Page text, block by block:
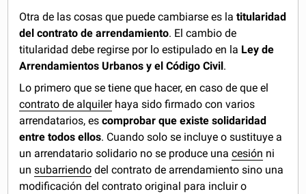
Otra de las cosas que puede cambiarse es la titularidad
del contrato de arrendamiento. El cambio de
titularidad debe regirse por lo estipulado en la Ley de
Arrendamientos Urbanos y el Código Civil.
Lo primero que se tiene que hacer, en caso de que el
contrato de alquilerhaya sido firmado con varios
arrendatarios, es comprobar que existe solidaridad
entre todos ellos. Cuando solo se incluye o sustituye a
un arrendatario solidario no se produce unacesión ni
unsubarriendo del contrato de arrendamiento sino una
modificación del contrato original para incluir o